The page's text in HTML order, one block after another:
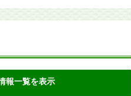
報一覧を表示